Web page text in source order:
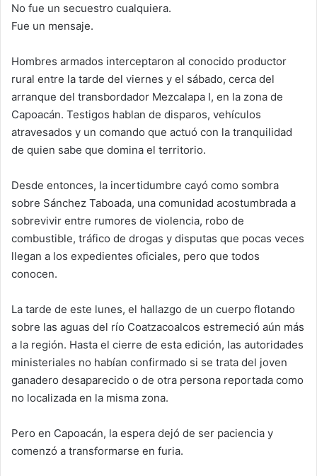
No fue un secuestro cualquiera.
Fue un mensaje.
Hombres armados interceptaron al conocido productor
rural entre la tarde del viernes y el sábado, cerca del
arranque del transbordador Mezcalapa I, en la zona de
Capoacán. Testigos hablan de disparos, vehículos
atravesados y un comando que actuó con la tranquilidad
de quien sabe que domina el territorio.
Desde entonces, la incertidumbre cayó como sombra
sobre Sánchez Taboada, una comunidad acostumbrada a
sobrevivir entre rumores de violencia, robo de
combustible, tráfico de drogas y disputas que pocas veces
llegan a los expedientes oficiales, pero que todos
conocen.
La tarde de este lunes, el hallazgo de un cuerpo flotando
sobre las aguas del río Coatzacoalcos estremeció aún más
a la región. Hasta el cierre de esta edición, las autoridades
ministeriales no habían confirmado si se trata del joven
ganadero desaparecido o de otra persona reportada como
no localizada en la misma zona.
Pero en Capoacán, la espera dejó de ser paciencia y
comenzó a transformarse en furia.